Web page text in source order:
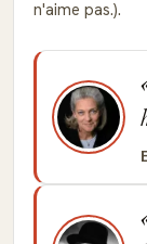
n'aime pas.).